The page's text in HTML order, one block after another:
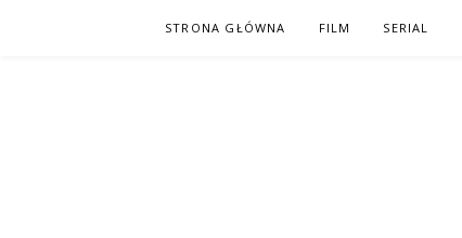
STRONA GŁÓWNA FILM SERIAL